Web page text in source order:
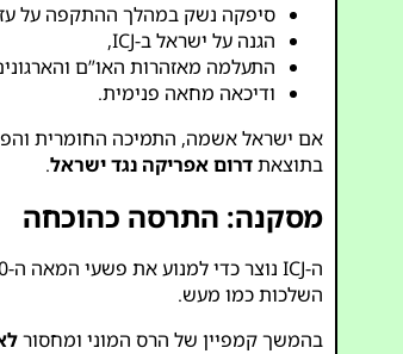
סיפקה נשק במהלך ההתקפה על
הגנה על ישראל ב-ICJ,
התעלמה מאזהרות האו”ם
ודיכאה מחאה פנימית.
אם ישראל אשמה, התמיכה החומרית
בתוצאתדרום אפריקה נגד ישראל.
מסקנה: התרסה כהוכחה
השלכות כמו מעש.
בהמשך קמפיין של הרס המוני ומחסור